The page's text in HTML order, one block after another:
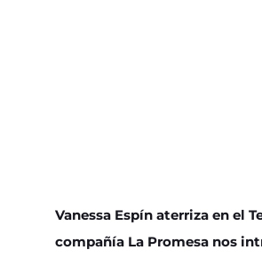
Vanessa Espín aterriza en el
compañía La Promesa nos